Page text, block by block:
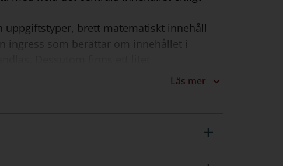
uppgiftstyper, brett matematiskt innehåll
ingress som berättar om innehållet i
så att eleverna lätt kan följa med. Vi
samhällsföreteelser. I slutet av varje
Läs mer